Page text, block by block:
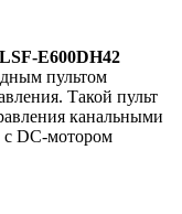
LSF-E600DH42
пультом
Такой пульт
канальными
DC-мотором